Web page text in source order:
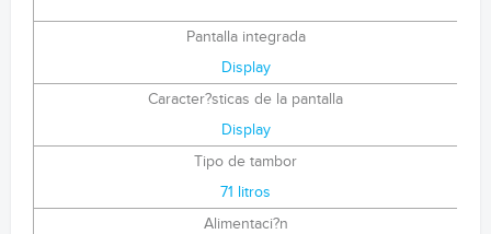
Pantalla integrada
Display
Caracter?sticas de la pantalla
Display
Tipo de tambor
71 litros
Alimentaci?n